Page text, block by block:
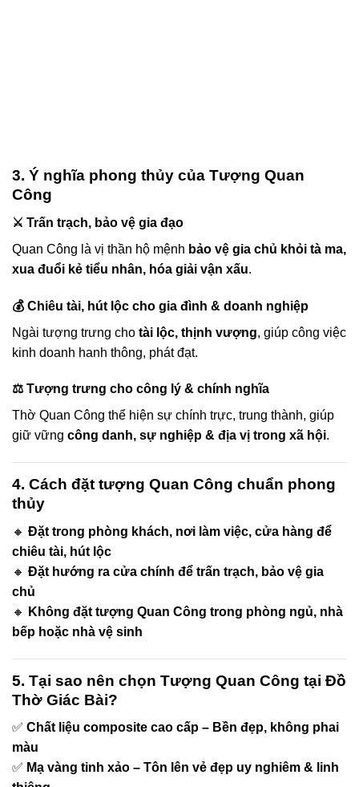
3. Ý nghĩa phong thủy của Tượng Quan
Công
⚔️ Trấn trạch, bảo vệ gia đạo
Quan Công là vị thần hộ mệnh bảo vệ gia chủ khỏi tà ma,
xua đuổi kẻ tiểu nhân, hóa giải vận xấu.
💰 Chiêu tài, hút lộc cho gia đình & doanh nghiệp
Ngài tượng trưng cho tài lộc, thịnh vượng, giúp công việc
kinh doanh hanh thông, phát đạt.
⚖ Tượng trưng cho công lý & chính nghĩa
Thờ Quan Công thể hiện sự chính trực, trung thành, giúp
giữ vững công danh, sự nghiệp & địa vị trong xã hội.
4. Cách đặt tượng Quan Công chuẩn phong
thủy
🔸 Đặt trong phòng khách, nơi làm việc, cửa hàng để
chiêu tài, hút lộc
🔸 Đặt hướng ra cửa chính để trấn trạch, bảo vệ gia
chủ
🔸
Không đặt tượng Quan Công trong phòng ngủ, nhà
bếp hoặc nhà vệ sinh
5. Tại sao nên chọn Tượng Quan Công tại Đồ
Thờ Giác Bài?
✅ Chất liệu composite cao cấp – Bền đẹp, không phai
màu
✅ Mạ vàng tinh xảo – Tôn lên vẻ đẹp uy nghiêm & linh